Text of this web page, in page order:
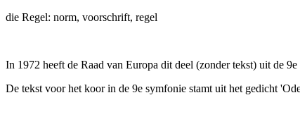
die Regel: norm, voorschrift, regel
In 1972 heeft de Raad van Europa dit deel (zonder tekst) uit de
De tekst voor het koor in de 9e symfonie stamt uit het gedicht